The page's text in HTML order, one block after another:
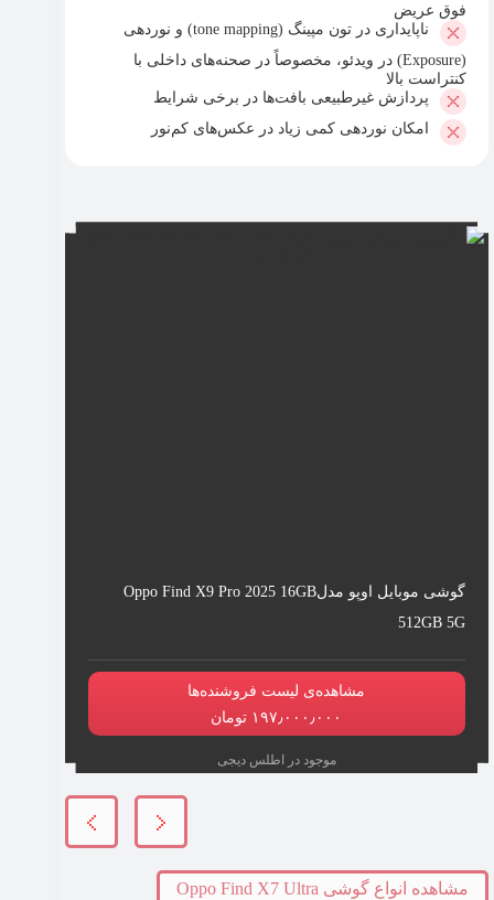
فوق عریض
ناپایداری در تون مپینگ (tone mapping) و نوردهی
(Exposure) در ویدئو، مخصوصاً در صحنه‌های داخلی با
کنتراست بالا
پردازش غیرطبیعی بافت‌ها در برخی شرایط
امکان نوردهی کمی زیاد در عکس‌های کم‌نور
گوشی موبایل اوپو مدلOppo Find X9 Pro 2025 16GB
512GB 5G
مشاهده‌ی لیست فروشنده‌ها
۱۹۷٫۰۰۰٫۰۰۰ تومان
موجود در اطلس دیجی
مشاهده انواع گوشی Oppo Find X7 Ultra